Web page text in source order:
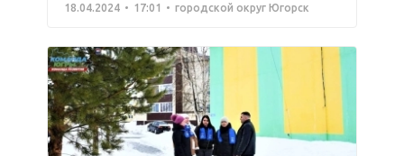
18.04.2024 17:01 городской округ Югорск